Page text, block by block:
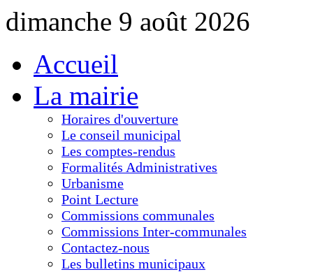
dimanche 9 août 2026
Accueil
La mairie
Horaires d'ouverture
Le conseil municipal
Les comptes-rendus
Formalités Administratives
Urbanisme
Point Lecture
Commissions communales
Commissions Inter-communales
Contactez-nous
Les bulletins municipaux